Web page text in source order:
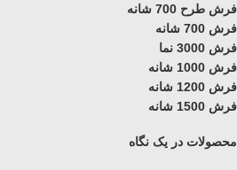
فرش طرح 700 شانه
فرش 700 شانه
فرش 3000 نما
فرش 1000 شانه
فرش 1200 شانه
فرش 1500 شانه
محصولات در یک نگاه